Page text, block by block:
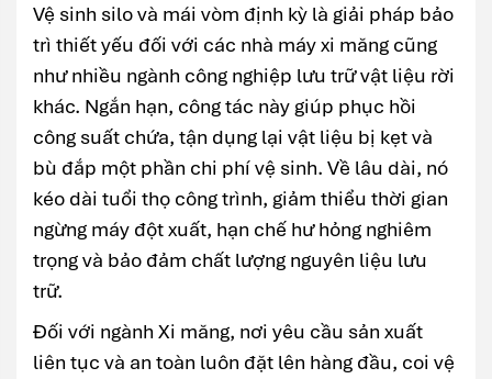
Vệ sinh silo và mái vòm định kỳ là giải pháp bảo
trì thiết yếu đối với các nhà máy xi măng cũng
như nhiều ngành công nghiệp lưu trữ vật liệu rời
khác. Ngắn hạn, công tác này giúp phục hồi
công suất chứa, tận dụng lại vật liệu bị kẹt và
bù đắp một phần chi phí vệ sinh. Về lâu dài, nó
kéo dài tuổi thọ công trình, giảm thiểu thời gian
ngừng máy đột xuất, hạn chế hư hỏng nghiêm
trọng và bảo đảm chất lượng nguyên liệu lưu
trữ.
Đối với ngành Xi măng, nơi yêu cầu sản xuất
liên tục và an toàn luôn đặt lên hàng đầu, coi vệ